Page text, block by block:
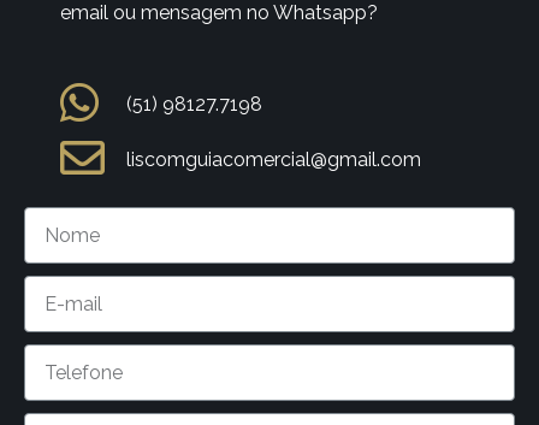
email ou mensagem no Whatsapp?
(51) 98127.7198
liscomguiacomercial@gmail.com